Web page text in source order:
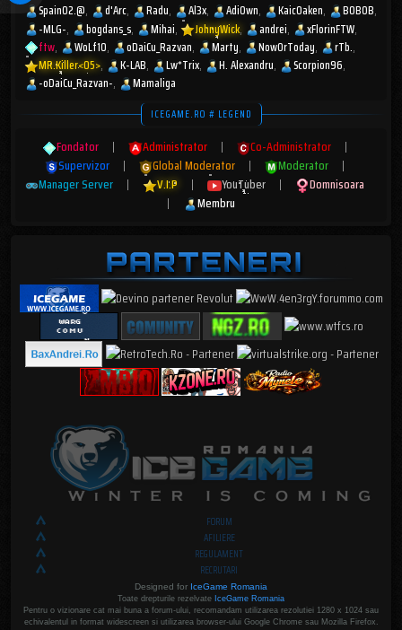
Spain02.@ d'Arc Radu Al3x AdiOwn KaicOaken
BOBOB
-MLG-
bogdans_s Mihai JohnyWick andrei
xFlorinFTW
ftw
WoLf10 oDaiCu_Razvan Marty NowOrToday
rTb.
MR.Killer<05>
K-LAB Lw*Trix H. Alexandru
Scorpion96
-oDaiCu_Razvan-
Mamaliga
ICEGAME.RO # LEGEND
Fondator | Administrator | Co-Administrator
|
Supervizor
| Global Moderator | Moderator
|
Manager Server
| V.I.P | YouTuber |
Domnisoara
|
Membru
FORUM
AFILIERE
REGULAMENT
RECRUTARI
Designed for IceGame Romania
Toate drepturile rezelvate IceGame Romania
Pentru o vizionare cat mai buna a forum-ului, recomandam utilizarea rezolutiei 1280 x 1024 sau
echivalentul in format widescreen si utilizarea browser-ului Google Chrome sau Mozilla Firefox.